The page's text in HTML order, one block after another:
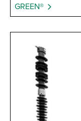
GREEN®